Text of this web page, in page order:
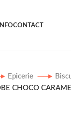
INFOCONTACT
Epicerie
CHOCO